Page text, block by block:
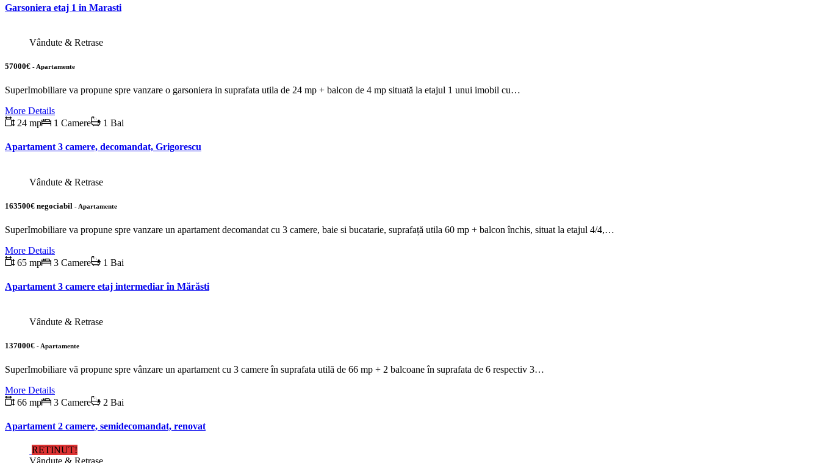
Garsoniera etaj 1 in Marasti
Vândute & Retrase
57000€ - Apartamente
SuperImobiliare va propune spre vanzare o garsoniera in suprafata utila de 24 mp + balcon de 4 mp situată la etajul 1 unui imobil cu…
More Details
24 mp
1 Camere 1 Bai
Apartament 3 camere, decomandat, Grigorescu
Vândute & Retrase
163500€ negociabil - Apartamente
SuperImobiliare va propune spre vanzare un apartament decomandat cu 3 camere, baie si bucatarie, suprafață utila 60 mp + balcon închis, situat la etajul 4/4,…
More Details
65 mp
3 Camere 1 Bai
Apartament 3 camere etaj intermediar în Mărăsti
Vândute & Retrase
137000€ - Apartamente
SuperImobiliare vă propune spre vânzare un apartament cu 3 camere în suprafata utilă de 66 mp + 2 balcoane în suprafata de 6 respectiv 3…
More Details
66 mp
3 Camere 2 Bai
Apartament 2 camere, semidecomandat, renovat
RETINUT!